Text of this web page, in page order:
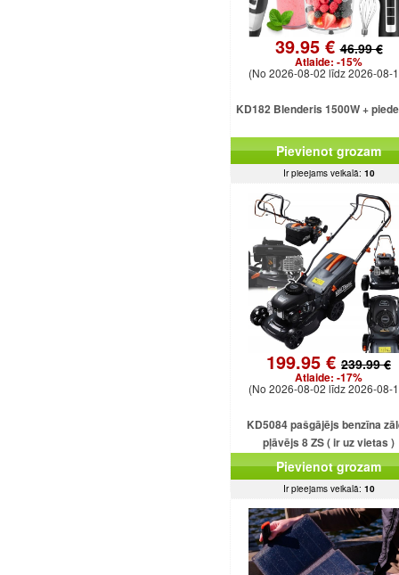
39.95 €46.99 €
Atlaide: -15%
(No 2026-08-02 līdz 2026-08-
KD182 Blenderis 1500W +
Pievienot grozam
Ir pieejams veikalā: 10
199.95 € 239.99 €
Atlaide: -17%
(No 2026-08-02 līdz 2026-08-
KD5084 pašgājējs benzīna
pļāvējs 8 ZS ( ir uz vietas )
Pievienot grozam
Ir pieejams veikalā: 10